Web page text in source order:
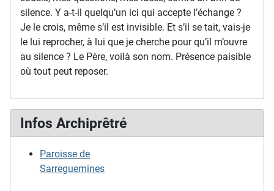
silence. Y a-t-il quelqu’un ici qui accepte l’échange ?
Je le crois, même s’il est invisible. Et s’il se tait, vais-je
le lui reprocher, à lui que je cherche pour qu’il m’ouvre
au silence ? Le Père, voilà son nom. Présence paisible
où tout peut reposer.
Infos Archiprêtré
Paroisse de
Sarreguemines